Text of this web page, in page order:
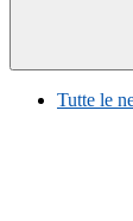
Tutte le